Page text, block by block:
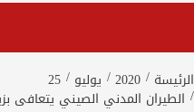
الرئيسة 2020 يوليو 25
الطيران المدني الصيني يتعافى